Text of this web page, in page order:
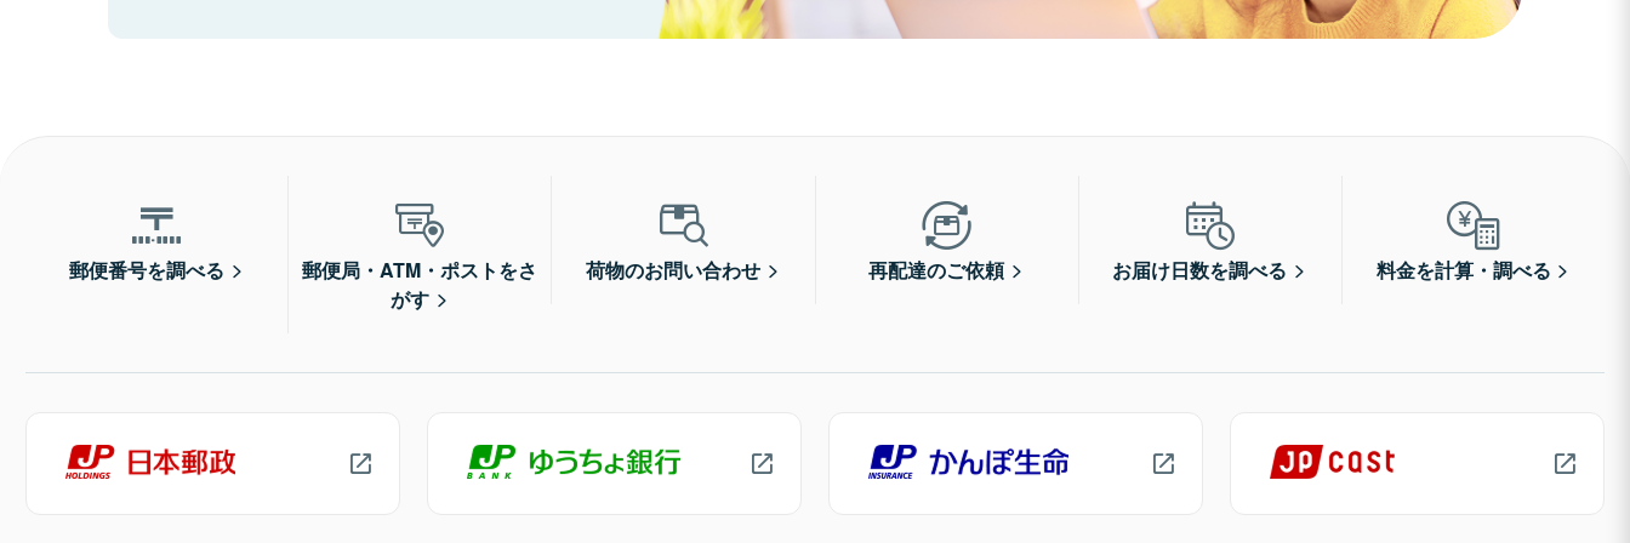
郵便番号を調べる
郵便局・ATM・ポストをさ
がす
荷物のお問い合わせ 再配達のご依頼 お届け日数を調べる 料金を計算・調べる